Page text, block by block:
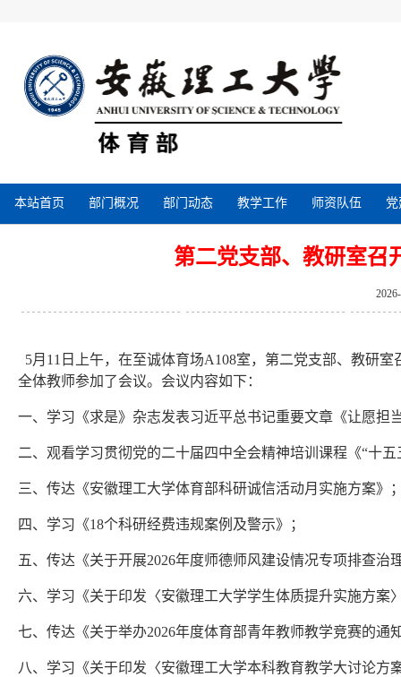
本站首页 部门概况 部门动态 教学工作 师资队伍 党
第二党支部、教研室召
5月11日上午，在至诚体育场A108室，第二党支部、教研
全体教师参加了会议。会议内容如下：
一、学习《求是》杂志发表习近平总书记重要文章《让愿担
二、观看学习贯彻党的二十届四中全会精神培训课程《“十
三、传达《安徽理工大学体育部科研诚信活动月实施方案》
四、学习《18个科研经费违规案例及警示》；
五、传达《关于开展2026年度师德师风建设情况专项排查治
六、学习《关于印发〈安徽理工大学学生体质提升实施方案
七、传达《关于举办2026年度体育部青年教师教学竞赛的
八、学习《关于印发〈安徽理工大学本科教育教学大讨论方